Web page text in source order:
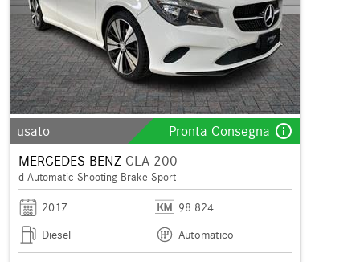
usato Pronta Consegna info_outline
MERCEDES-BENZ CLA 200
d Automatic Shooting Brake Sport
2017
98.824
Diesel
Automatico